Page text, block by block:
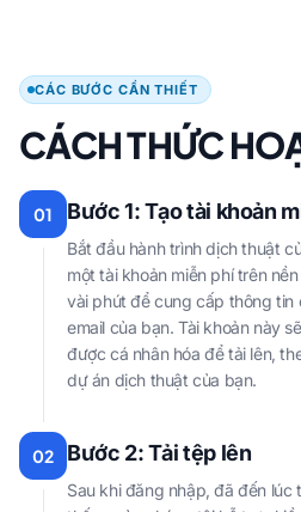
CÁC BƯỚC CẦN THIẾT
CÁCH THỨC
01 Bước 1: Tạo tài khoản
Bắt đầu hành trình dịch thuật
một tài khoản miễn phí trên
vài phút để cung cấp thông tin
email của bạn. Tài khoản này
được cá nhân hóa để tải lên,
dự án dịch thuật của bạn.
02 Bước 2: Tải tệp lên
Sau khi đăng nhập, đã đến lúc